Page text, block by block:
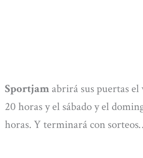
Sportjam abrirá sus puertas el
20 horas y el sábado y el
horas. Y terminará con